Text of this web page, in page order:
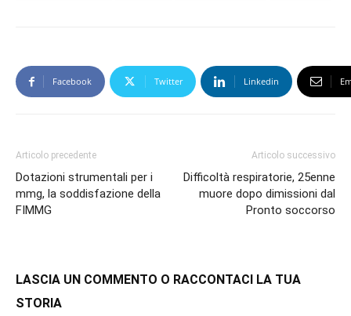
Facebook Twitter Linkedin
Articolo precedente
Dotazioni strumentali per i
mmg, la soddisfazione della
FIMMG
Articolo successivo
Difficoltà respiratorie, 25enne
muore dopo dimissioni dal
Pronto soccorso
LASCIA UN COMMENTO O RACCONTACI LA TUA
STORIA